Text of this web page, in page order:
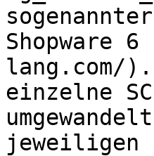
Shopware
lang.com/).
einzelne
jeweiligen